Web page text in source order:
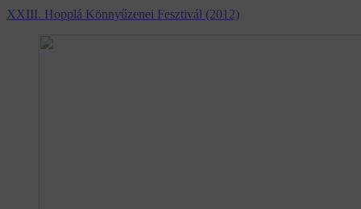
XXIII. Hopplá Könnyűzenei Fesztivál (2012)